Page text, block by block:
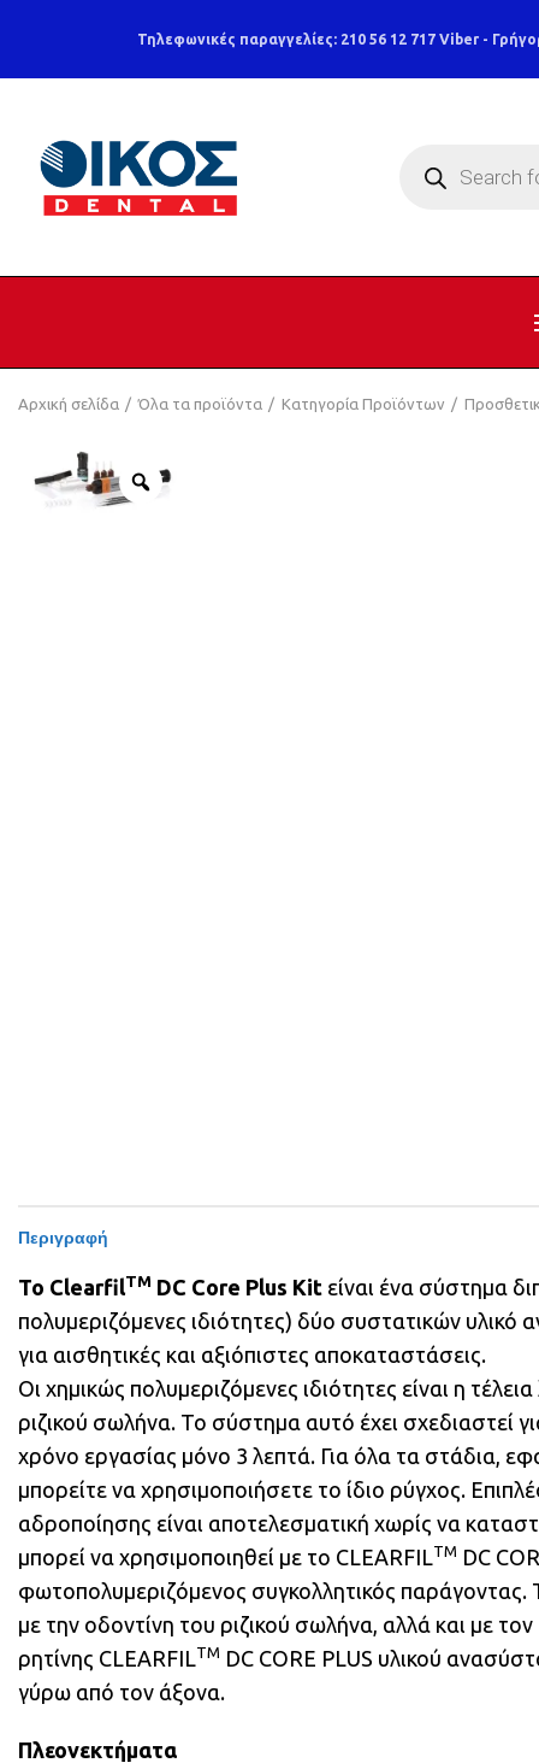
Τηλεφωνικές παραγγελίες: 210 56 12 717 Viber -
search
Αρχική σελίδα Όλα τα προϊόντα Κατηγορία Προϊόντων
Περιγραφή
Το ClearfilTM DC Core Plus Kit είναι ένα σύστημα
πολυμεριζόμενες ιδιότητες) δύο συστατικών
για αισθητικές και αξιόπιστες αποκαταστάσεις.
Οι χημικώς πολυμεριζόμενες ιδιότητες είναι η
ριζικού σωλήνα. Το σύστημα αυτό έχει σχεδιαστεί
χρόνο εργασίας μόνο 3 λεπτά. Για όλα τα στάδια,
μπορείτε να χρησιμοποιήσετε το ίδιο ρύγχος.
αδροποίησης είναι αποτελεσματική χωρίς να
μπορεί να χρησιμοποιηθεί με το CLEARFILTM DC
φωτοπολυμεριζόμενος συγκολλητικός παράγοντας.
με την οδοντίνη του ριζικού σωλήνα, αλλά και με
ρητίνης CLEARFILTM DC CORE PLUS υλικού
γύρω από τον άξονα.
Πλεονεκτήματα